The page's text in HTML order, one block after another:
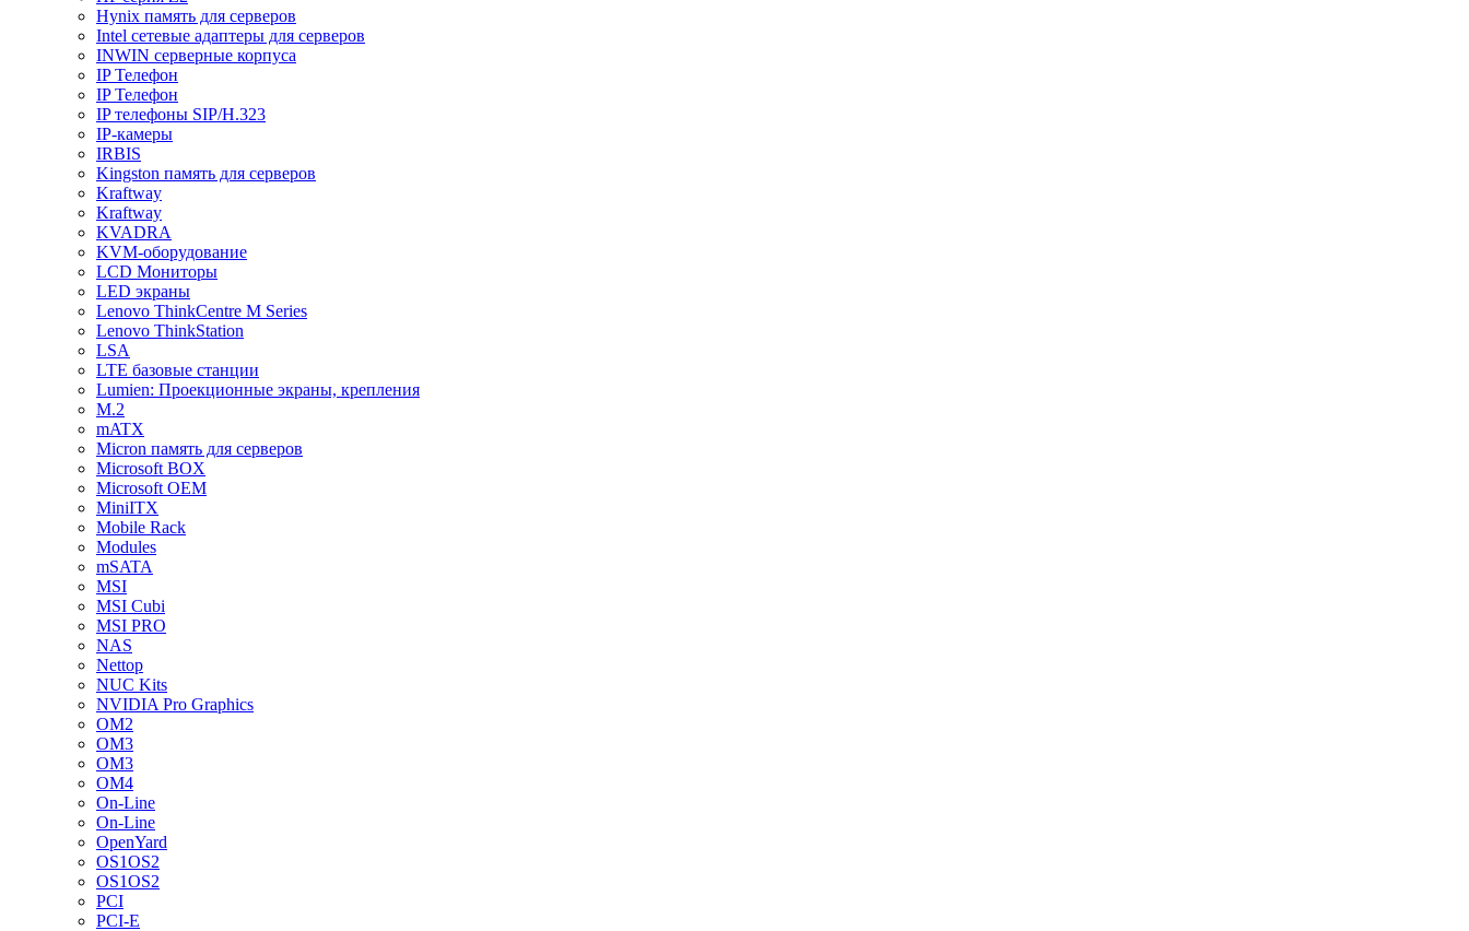
Hynix память для серверов
Intel сетевые адаптеры для серверов
INWIN серверные корпуса
IP Телефон
IP Телефон
IP телефоны SIP/H.323
IP-камеры
IRBIS
Kingston память для серверов
Kraftway
Kraftway
KVADRA
KVM-оборудование
LCD Мониторы
LED экраны
Lenovo ThinkCentre M Series
Lenovo ThinkStation
LSA
LTE базовые станции
Lumien: Проекционные экраны, крепления
M.2
mATX
Micron память для серверов
Microsoft BOX
Microsoft OEM
MiniITX
Mobile Rack
Modules
mSATA
MSI
MSI Cubi
MSI PRO
NAS
Nettop
NUC Kits
NVIDIA Pro Graphics
OM2
OM3
OM3
OM4
On-Line
On-Line
OpenYard
OS1OS2
OS1OS2
PCI
PCI-E